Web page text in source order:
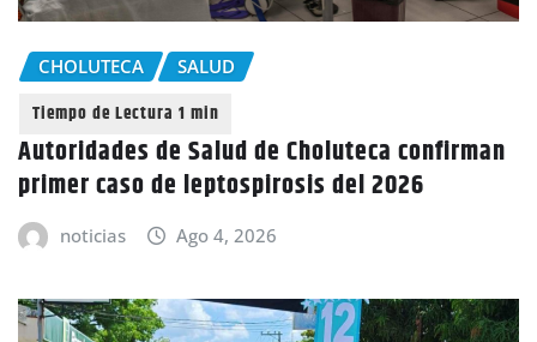
CHOLUTECA SALUD
Autoridades de Salud de Choluteca confirman
primer caso de leptospirosis del 2026
noticias Ago 4, 2026